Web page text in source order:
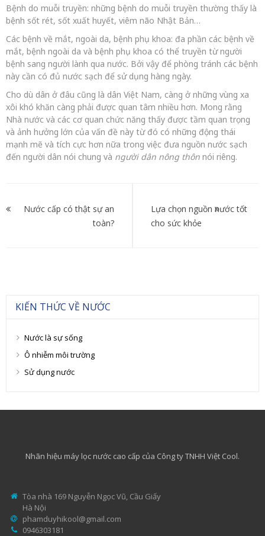
Bệnh do muỗi truyền: những bệnh do muỗi truyền thường thấy là
bệnh sốt rét, sốt xuất huyết, viêm não Nhật Bản…
Các bệnh về mắt, ngoài da, bệnh phụ khoa: đa phần các bệnh về
mắt, bệnh ngoài da và bệnh phụ khoa có thể truyền từ người
bệnh sang người lành qua nước. Bởi vậy để phòng tránh các bệnh
này cần có đủ nước sạch để sử dụng hàng ngày.
Cho dù dân ở đâu cũng là dân Việt Nam, càng ở những vùng xa
xôi khó khăn càng phải được quan tâm nhiều hơn. Mong rằng
Nhà nước và các cơ quan chức năng thấy được tầm quan trọng
và ảnh hưởng lớn của vấn đề này từ đó có những động thái
mạnh mẽ và tích cực hơn nữa trong việc đưa nguồn nước sạch
đến người dân nói chung và người dân nông thôn nói riêng.
hướng
Nước cấp có thật sự an
toàn?
Lựa chọn nguồn nước tốt
cho sức khỏe
KIẾN THỨC VỀ NƯỚC
Nước là sự sống
Ô nhiễm môi trường
Sử dụng nước
Nhãn hiệu máy lọc nước cao cấp của Công ty TNHH Việt Cool.
Tòa nhà 169 Nguyễn Ngọc Vũ, Cầu Giấy
Hà Nội
phamduyhikool@gmail.com
0946303181